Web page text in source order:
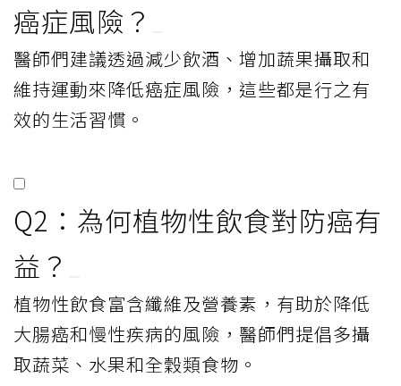
癌症風險？
醫師們建議透過減少飲酒、增加蔬果攝取和
維持運動來降低癌症風險，這些都是行之有
效的生活習慣。
Q2：為何植物性飲食對防癌有
益？
植物性飲食富含纖維及營養素，有助於降低
大腸癌和慢性疾病的風險，醫師們提倡多攝
取蔬菜、水果和全穀類食物。